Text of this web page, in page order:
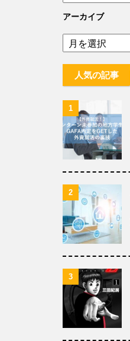
アーカイブ
人気の記事
1
2
3